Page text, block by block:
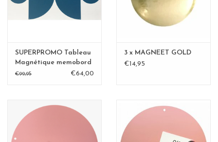
SUPERPROMO Tableau
Magnétique memobord
Abstract 1
€99,95 €64,00
3 x MAGNEET GOLD
€14,95